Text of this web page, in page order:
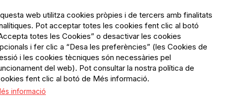
Menú
Legal
Política de privacitat
Avís legal
Política de cookies
web utilitza cookies pròpies i de tercers amb finalitats
Pot acceptar totes les cookies fent clic al botó
totes les Cookies” o desactivar les cookies
i fer clic a “Desa les preferències” (les Cookies de
i les cookies tècniques són necessàries pel
del web). Pot consultar la nostra política de
fent clic al botó de Més informació.
informació